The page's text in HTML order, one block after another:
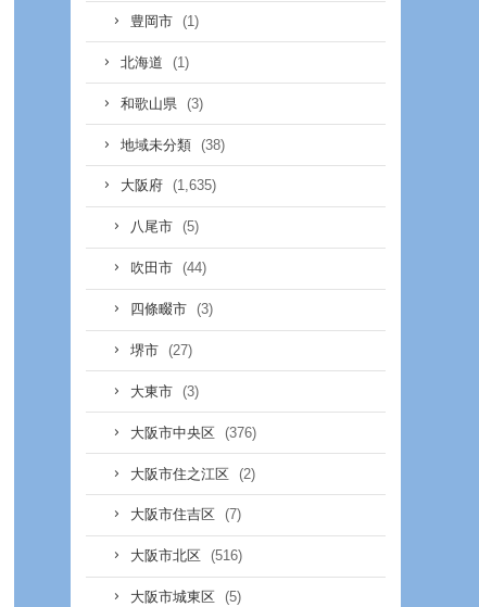
豊岡市 (1)
北海道 (1)
和歌山県 (3)
地域未分類 (38)
大阪府 (1,635)
八尾市 (5)
吹田市 (44)
四條畷市 (3)
堺市 (27)
大東市 (3)
大阪市中央区 (376)
大阪市住之江区 (2)
大阪市住吉区 (7)
大阪市北区 (516)
大阪市城東区 (5)